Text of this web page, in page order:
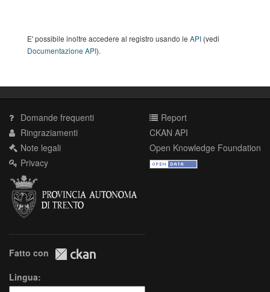
E' possibile inoltre accedere al registro usando le API (vedi
Documentazione API).
Domande frequenti
Ringraziamenti
Note legali
Privacy
Report
CKAN API
Open Knowledge Foundation
Fatto con
Lingua